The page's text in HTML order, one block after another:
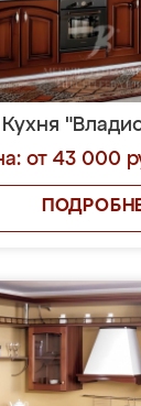
Кухня
от 43 000